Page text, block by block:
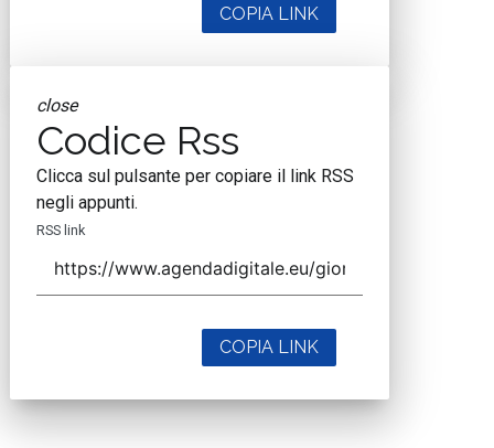
COPIA LINK
close
Codice Rss
Clicca sul pulsante per copiare il link RSS
negli appunti.
RSS link
COPIA LINK